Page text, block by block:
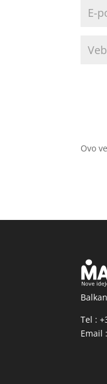
Ovo
Tel :
Email